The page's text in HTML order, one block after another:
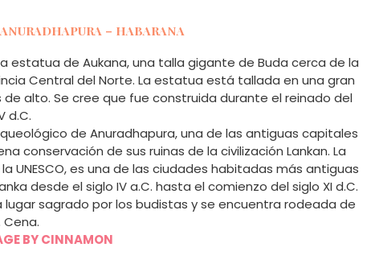
– HABARANA
estatua de Aukana, una talla gigante de Buda cerca de la
Central del Norte. La estatua está tallada en una gran
alto. Se cree que fue construida durante el reinado del
d.C.
de Anuradhapura, una de las antiguas capitales
conservación de sus ruinas de la civilización Lankan. La
UNESCO, es una de las ciudades habitadas más antiguas
desde el siglo IV a.C. hasta el comienzo del siglo XI d.C.
lugar sagrado por los budistas y se encuentra rodeada de
BY CINNAMON